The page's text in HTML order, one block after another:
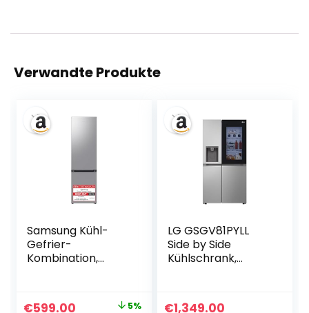
Verwandte Produkte
Samsung Kühl-
Gefrier-
Kombination,
Ursprünglicher
€599.00 Aktueller5%
LG GSGV81PYLL
Side by Side
Kühlschrank,
Kühlschrank mit
€1,349.00